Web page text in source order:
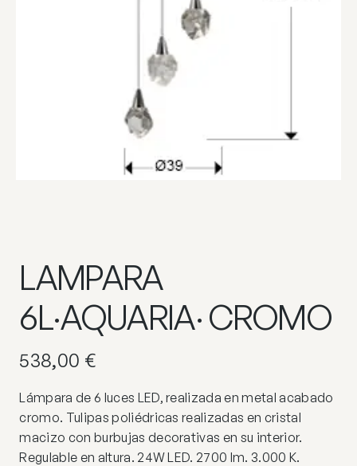
LAMPARA
6L·AQUARIA· CROMO
538,00 €
Lámpara de 6 luces LED, realizada en metal acabado
cromo. Tulipas poliédricas realizadas en cristal
macizo con burbujas decorativas en su interior.
Regulable en altura. 24W LED. 2700 lm. 3.000 K.